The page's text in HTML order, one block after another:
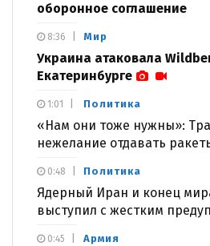
оборонное соглашение
Мир
Украина атаковала
Екатеринбурге
8:36
Политика
«Нам они тоже нужны»:
нежелание отдавать
1:01
Политика
Ядерный Иран и конец
выступил с жестким
0:48
Армия
0:45